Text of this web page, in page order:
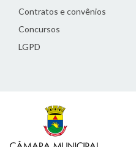
Contratos e convênios
Concursos
LGPD